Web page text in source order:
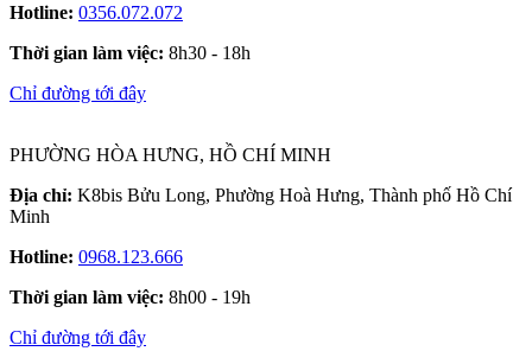
Hotline: 0356.072.072
Thời gian làm việc: 8h30 - 18h
Chỉ đường tới đây
PHƯỜNG HÒA HƯNG, HỒ CHÍ MINH
Địa chỉ: K8bis Bửu Long, Phường Hoà Hưng, Thành phố Hồ Chí
Minh
Hotline: 0968.123.666
Thời gian làm việc: 8h00 - 19h
Chỉ đường tới đây